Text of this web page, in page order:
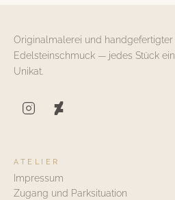
Originalmalerei und handgefertigter
Edelsteinschmuck — jedes Stück ein
Unikat.
ATELIER
Impressum
Zugang und Parksituation